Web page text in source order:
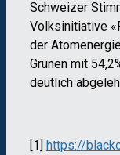
Schweizer
Volksinitiative
der
Grünen mit
deutlich
[1] https://